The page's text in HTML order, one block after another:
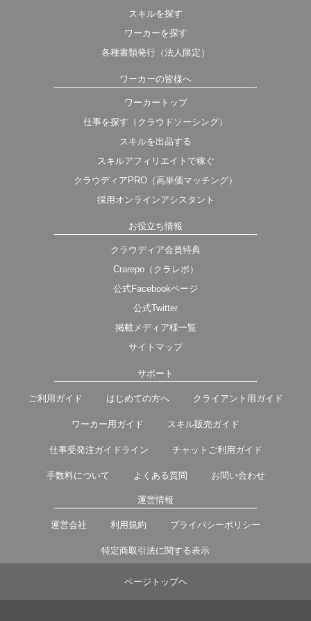
スキルを探す
ワーカーを探す
各種書類発行（法人限定）
ワーカーの皆様へ
ワーカートップ
仕事を探す（クラウドソーシング）
スキルを出品する
スキルアフィリエイトで稼ぐ
クラウディアPRO（高単価マッチング）
採用オンラインアシスタント
お役立ち情報
クラウディア会員特典
Crarepo（クラレポ）
公式Facebookページ
公式Twitter
掲載メディア様一覧
サイトマップ
サポート
ご利用ガイド はじめての方へ クライアント用ガイド
ワーカー用ガイド スキル販売ガイド
仕事受発注ガイドライン チャットご利用ガイド
手数料について よくある質問 お問い合わせ
運営情報
運営会社 利用規約 プライバシーポリシー
特定商取引法に関する表示
ページトップヘ